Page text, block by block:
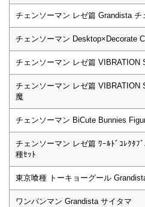
チェンソーマン レゼ篇 Grandista チ
チェンソーマン Desktop×Decorate
チェンソーマン レゼ篇 VIBRATION
チェンソーマン レゼ篇 VIBRATION
魔
チェンソーマン BiCute Bunnies
チェンソーマン レゼ篇 ﾜｰﾙﾄﾞｺﾚｸﾀﾌ
種ｾｯﾄ
東京喰種 トーキョーグール
ワンパンマン Grandista サイタマ